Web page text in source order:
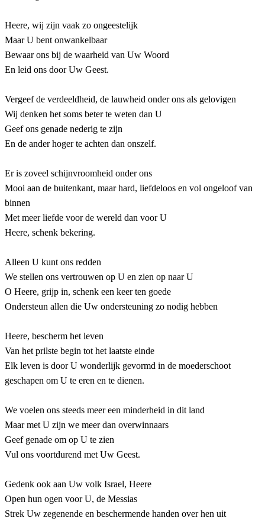
Heere, wij zijn vaak zo ongeestelijk
Maar U bent onwankelbaar
Bewaar ons bij de waarheid van Uw Woord
En leid ons door Uw Geest.
Vergeef de verdeeldheid, de lauwheid onder ons als gelovigen
Wij denken het soms beter te weten dan U
Geef ons genade nederig te zijn
En de ander hoger te achten dan onszelf.
Er is zoveel schijnvroomheid onder ons
Mooi aan de buitenkant, maar hard, liefdeloos en vol ongeloof van
binnen
Met meer liefde voor de wereld dan voor U
Heere, schenk bekering.
Alleen U kunt ons redden
We stellen ons vertrouwen op U en zien op naar U
O Heere, grijp in, schenk een keer ten goede
Ondersteun allen die Uw ondersteuning zo nodig hebben
Heere, bescherm het leven
Van het prilste begin tot het laatste einde
Elk leven is door U wonderlijk gevormd in de moederschoot
geschapen om U te eren en te dienen.
We voelen ons steeds meer een minderheid in dit land
Maar met U zijn we meer dan overwinnaars
Geef genade om op U te zien
Vul ons voortdurend met Uw Geest.
Gedenk ook aan Uw volk Israel, Heere
Open hun ogen voor U, de Messias
Strek Uw zegenende en beschermende handen over hen uit